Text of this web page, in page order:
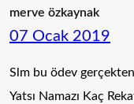
merve özkaynak
07 Ocak 2019
Slm bu ödev
Yatsı Namazı Kaç